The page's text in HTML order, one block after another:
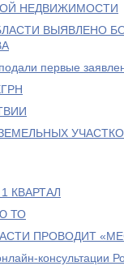
НЕДВИЖИМОСТИ
ВЫЯВЛЕНО
первые
КВАРТАЛ
ТО
ПРОВОДИТ
консультации